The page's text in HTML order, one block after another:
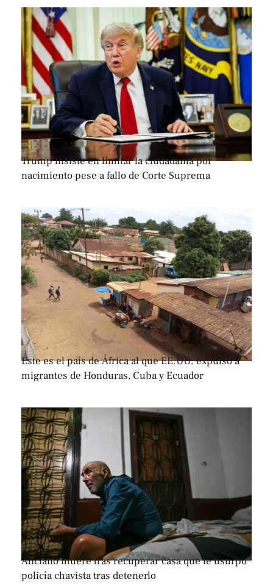
Trump insiste en limitar la ciudadanía por
nacimiento pese a fallo de Corte Suprema
Este es el país de África al que EE.UU. expulsó a
migrantes de Honduras, Cuba y Ecuador
Anciano muere tras recuperar casa que le usurpó
policía chavista tras detenerlo